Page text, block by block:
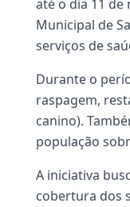
até o dia 11
Municipal de
serviços de
Durante o
raspagem,
canino).
população
A iniciativa
cobertura dos